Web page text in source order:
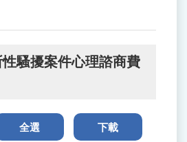
騷擾案件心理諮商費
全選 下載